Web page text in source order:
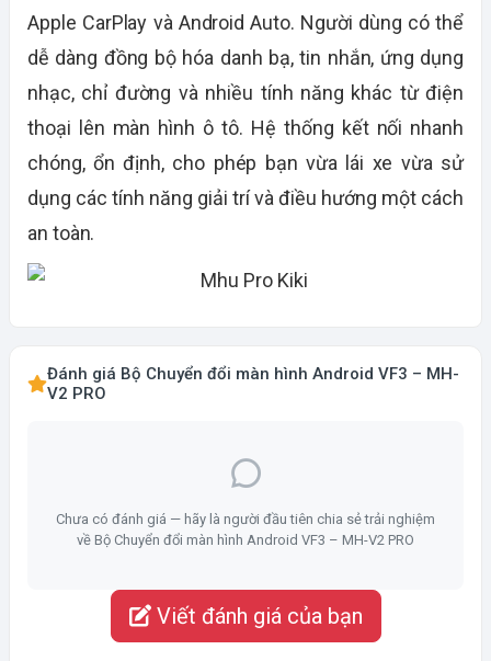
Apple CarPlay và Android Auto. Người dùng có thể
dễ dàng đồng bộ hóa danh bạ, tin nhắn, ứng dụng
nhạc, chỉ đường và nhiều tính năng khác từ điện
thoại lên màn hình ô tô. Hệ thống kết nối nhanh
chóng, ổn định, cho phép bạn vừa lái xe vừa sử
dụng các tính năng giải trí và điều hướng một cách
an toàn.
Đánh giá Bộ Chuyển đổi màn hình Android VF3 – MH-
V2 PRO
Chưa có đánh giá — hãy là người đầu tiên chia sẻ trải nghiệm
về Bộ Chuyển đổi màn hình Android VF3 – MH-V2 PRO
Viết đánh giá của bạn